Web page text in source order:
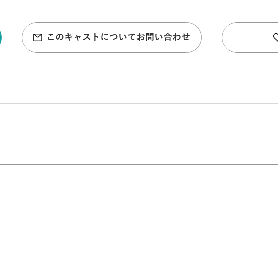
このキャストについてお問い合わせ